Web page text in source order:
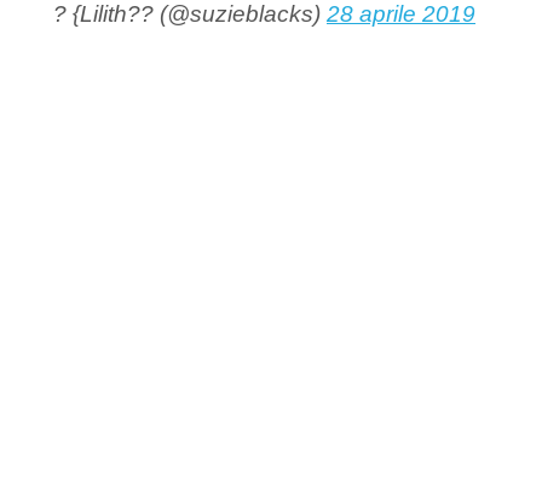
? {Lilith?? (@suzieblacks) 28 aprile 2019